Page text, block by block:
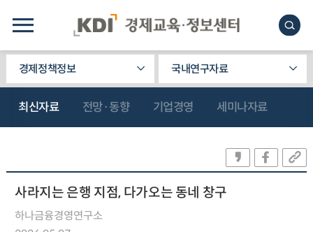
경제정책정보 국내연구자료
최신자료 전망·동향 기업경영 세미나자료
사라지는 은행 지점, 다가오는 동네 창구
하나금융경영연구소